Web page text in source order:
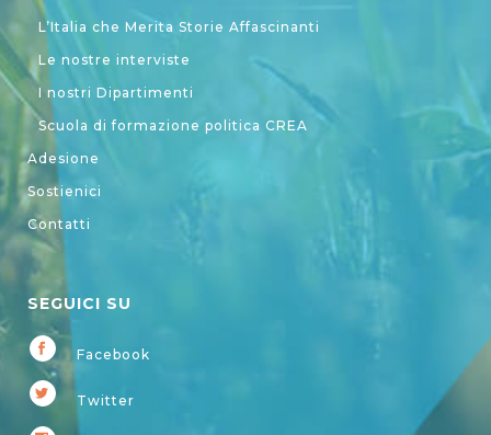
L’Italia che Merita Storie Affascinanti
Le nostre interviste
I nostri Dipartimenti
Scuola di formazione politica CREA
Adesione
Sostienici
Contatti
SEGUICI SU
Facebook
Twitter